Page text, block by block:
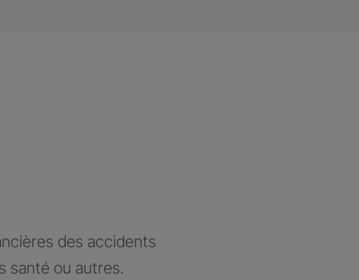
des accidents
santé ou autres.